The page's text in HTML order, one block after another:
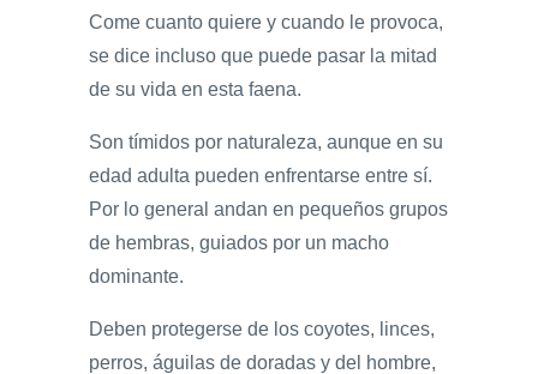
Come cuanto quiere y cuando le provoca,
se dice incluso que puede pasar la mitad
de su vida en esta faena.
Son tímidos por naturaleza, aunque en su
edad adulta pueden enfrentarse entre sí.
Por lo general andan en pequeños grupos
de hembras, guiados por un macho
dominante.
Deben protegerse de los coyotes, linces,
perros, águilas de doradas y del hombre,